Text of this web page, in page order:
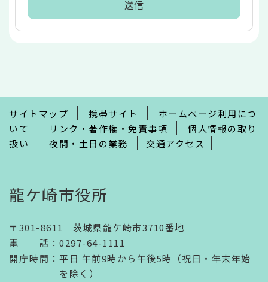
で
サイトマップ 携帯サイト
ホームページ利用につ
いて
リンク・著作権・免責事項
個人情報の取り
扱い
夜間・土日の業務 交通アクセス
龍ケ崎市役所
〒301-8611 茨城県龍ケ崎市3710番地
電話 ： 0297-64-1111
開庁時間 ： 平日 午前9時から午後5時（祝日・年末年始
を除く）